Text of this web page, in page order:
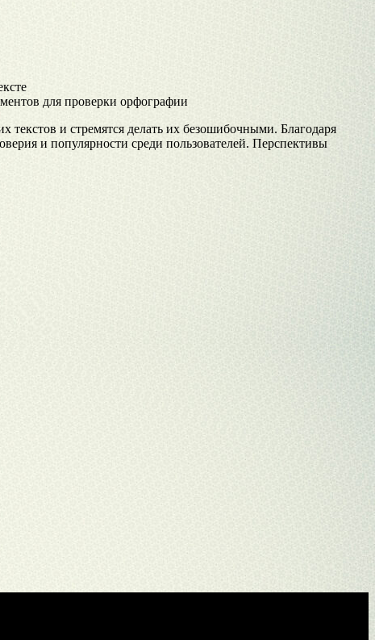
для проверки орфографии
текстов и стремятся делать их безошибочными. Благодаря
и популярности среди пользователей. Перспективы